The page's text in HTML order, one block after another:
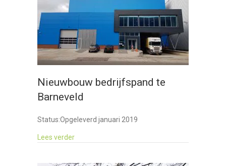
Nieuwbouw bedrijfspand te
Barneveld
Status:Opgeleverd januari 2019
Lees verderabout Nieuwbouw bedrijfspand te Barneveld